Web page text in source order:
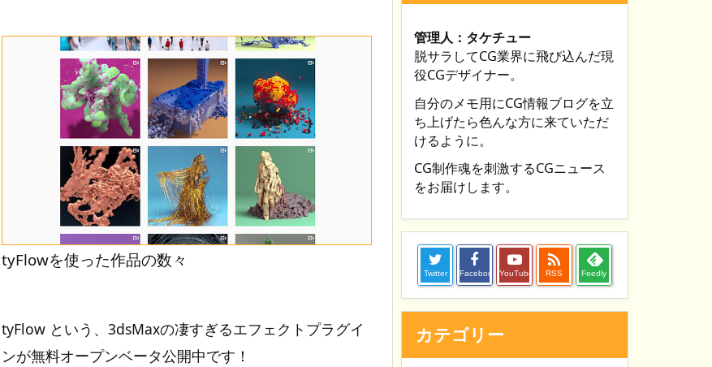
tyFlowを使った作品の数々
tyFlow という、3dsMaxの凄すぎるエフェクトプラグイ
ンが無料オープンベータ公開中です！
管理人：タケチュー
脱サラしてCG業界に飛び込んだ現
役CGデザイナー。
自分のメモ用にCG情報ブログを立
ち上げたら色んな方に来ていただ
けるように。
CG制作魂を刺激するCGニュース
をお届けします。
Twitter Facebook YouTube

RSS Feedly
カテゴリー